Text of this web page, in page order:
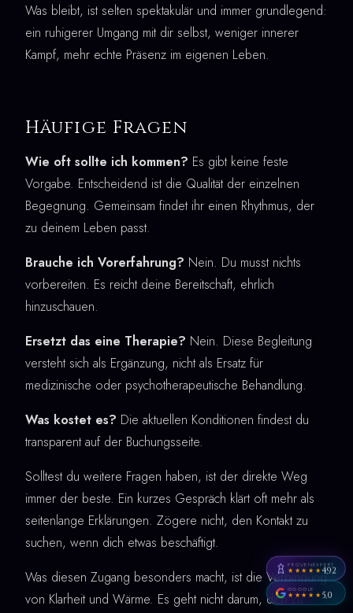
Was bleibt, ist selten spektakulär und immer grundlegend:
ein ruhigerer Umgang mit dir selbst, weniger innerer
Kampf, mehr echte Präsenz im eigenen Leben.
Häufige Fragen
Wie oft sollte ich kommen? Es gibt keine feste
Vorgabe. Entscheidend ist die Qualität der einzelnen
Begegnung. Gemeinsam findet ihr einen Rhythmus, der
zu deinem Leben passt.
Brauche ich Vorerfahrung? Nein. Du musst nichts
vorbereiten. Es reicht deine Bereitschaft, ehrlich
hinzuschauen.
Ersetzt das eine Therapie? Nein. Diese Begleitung
versteht sich als Ergänzung, nicht als Ersatz für
medizinische oder psychotherapeutische Behandlung.
Was kostet es? Die aktuellen Konditionen findest du
transparent auf der Buchungsseite.
Solltest du weitere Fragen haben, ist der direkte Weg
immer der beste. Ein kurzes Gespräch klärt oft mehr als
seitenlange Erklärungen. Zögere nicht, den Kontakt zu
suchen, wenn dich etwas beschäftigt.
Was diesen Zugang besonders macht, ist die Verbindung
von Klarheit und Wärme. Es geht nicht darum, dich zu
PROVENEXPERT
★★★★★4,92
GOOGLE
★★★★★5,0